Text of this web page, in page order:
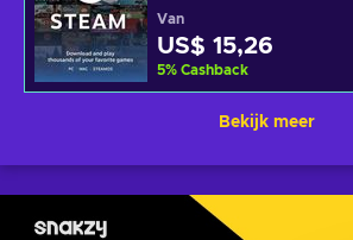
Van
US$ 15,26
5% Cashback
Bekijk meer